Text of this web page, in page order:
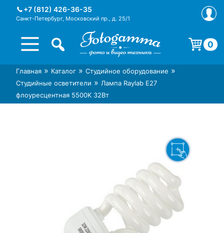
+7 (812) 426-36-35
Санкт-Петербург, Московский пр., д. 25/1
Интернет-магазин фототехники
Foto-Gamma в СПб
Магазин фотоаксессуаров foto-
gamma.ru
0
Корзина пуста.
Главная » Каталог » Студийное оборудование »
Студийные осветители » Лампа Raylab E27
флоуресцентная 5500K 32Вт